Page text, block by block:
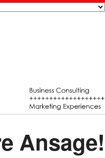
Ansage!